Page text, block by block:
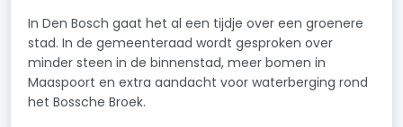
In Den Bosch gaat het al een tijdje over een groenere
stad. In de gemeenteraad wordt gesproken over
minder steen in de binnenstad, meer bomen in
Maaspoort en extra aandacht voor waterberging rond
het Bossche Broek.